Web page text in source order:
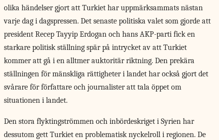
olika händelser gjort att Turkiet har uppmärksammats nästan
varje dag i dagspressen. Det senaste politiska valet som gjorde att
president Recep Tayyip Erdogan och hans AKP-parti fick en
starkare politisk ställning spär på intrycket av att Turkiet
kommer att gå i en alltmer auktoritär riktning. Den prekära
ställningen för mänskliga rättigheter i landet har också gjort det
svårare för författare och journalister att tala öppet om
situationen i landet.
Den stora flyktingströmmen och inbördeskriget i Syrien har
dessutom gett Turkiet en problematisk nyckelroll i regionen. De